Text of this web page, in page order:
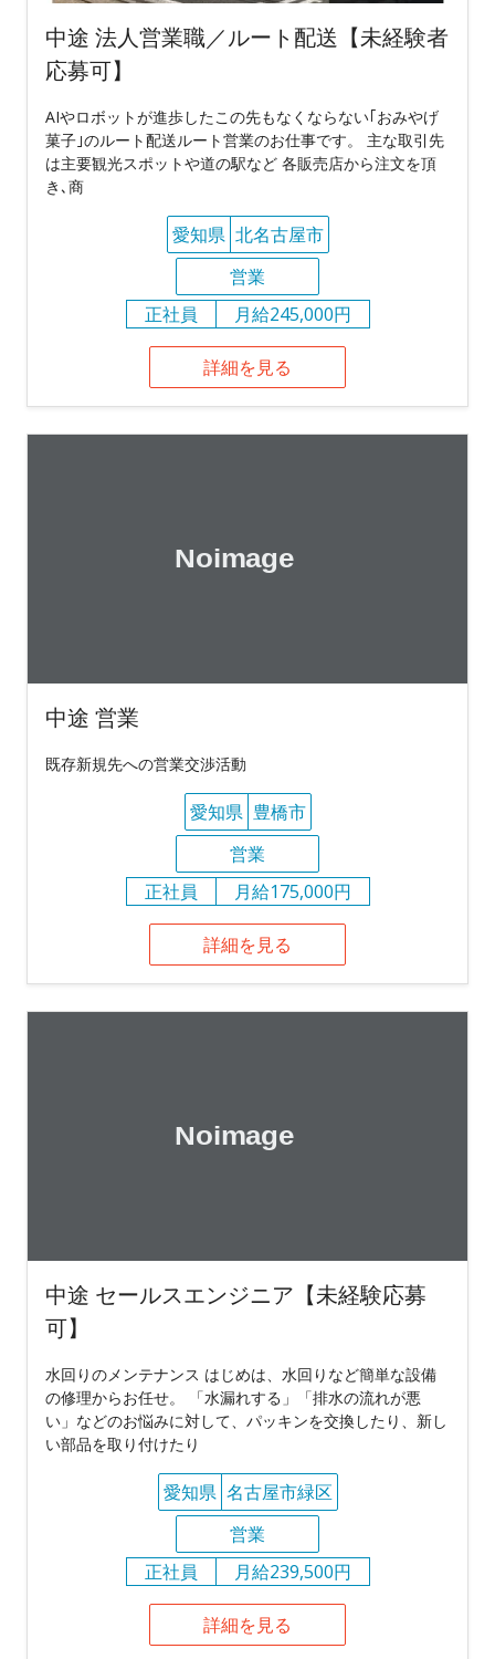
中途 法人営業職／ルート配送【未経験者
応募可】
AIやロボットが進歩したこの先もなくならない｢おみやげ
菓子｣のルート配送ルート営業のお仕事です。 主な取引先
は主要観光スポットや道の駅など 各販売店から注文を頂
き､商
愛知県 北名古屋市
営業
正社員
月給245,000円
詳細を見る
中途 営業
既存新規先への営業交渉活動
愛知県 豊橋市
営業
正社員
月給175,000円
詳細を見る
中途 セールスエンジニア【未経験応募
可】
水回りのメンテナンス はじめは、水回りなど簡単な設備
の修理からお任せ。 「水漏れする」「排水の流れが悪
い」などのお悩みに対して、パッキンを交換したり、新し
い部品を取り付けたり
愛知県 名古屋市緑区
営業
正社員
月給239,500円
詳細を見る